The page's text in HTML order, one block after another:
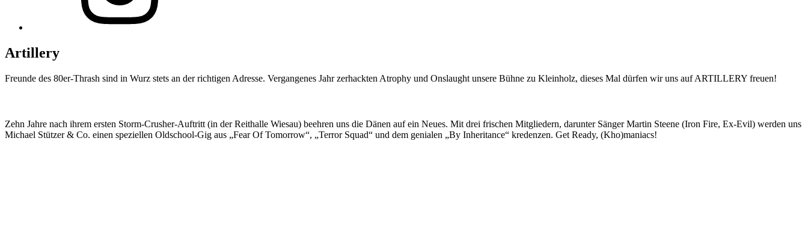
Artillery
Freunde des 80er-Thrash sind in Wurz stets an der richtigen Adresse. Vergangenes Jahr zerhackten Atrophy und Onslaught unsere Bühne zu Kleinholz, dieses Mal dürfen wir uns auf ARTILLERY freuen!
Zehn Jahre nach ihrem ersten Storm-Crusher-Auftritt (in der Reithalle Wiesau) beehren uns die Dänen auf ein Neues. Mit drei frischen Mitgliedern, darunter Sänger Martin Steene (Iron Fire, Ex-Evil) werden uns
Michael Stützer & Co. einen speziellen Oldschool-Gig aus „Fear Of Tomorrow“, „Terror Squad“ und dem genialen „By Inheritance“ kredenzen. Get Ready, (Kho)maniacs!